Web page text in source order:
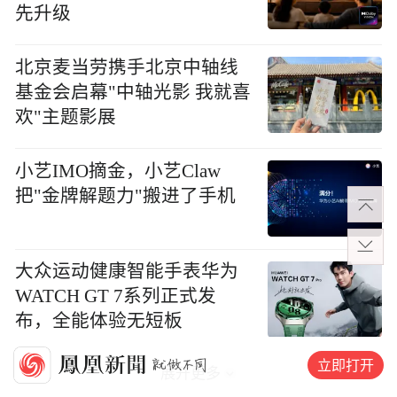
先升级
北京麦当劳携手北京中轴线
基金会启幕"中轴光影 我就喜
欢"主题影展
小艺IMO摘金，小艺Claw
把"金牌解题力"搬进了手机
大众运动健康智能手表华为
WATCH GT 7系列正式发
布，全能体验无短板
展开更多 立即打开